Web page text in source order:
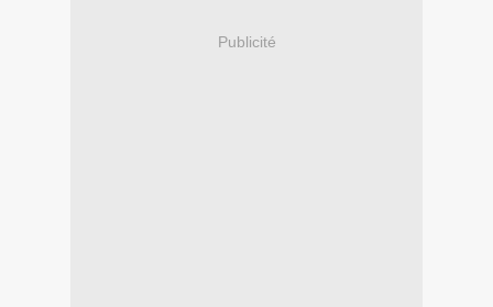
Publicité